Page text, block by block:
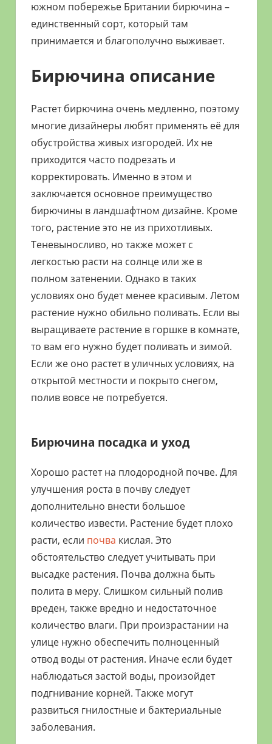
южном побережье Британии бирючина –
единственный сорт, который там
принимается и благополучно выживает.
Бирючина описание
Растет бирючина очень медленно, поэтому
многие дизайнеры любят применять её для
обустройства живых изгородей. Их не
приходится часто подрезать и
корректировать. Именно в этом и
заключается основное преимущество
бирючины в ландшафтном дизайне. Кроме
того, растение это не из прихотливых.
Теневыносливо, но также может с
легкостью расти на солнце или же в
полном затенении. Однако в таких
условиях оно будет менее красивым. Летом
растение нужно обильно поливать. Если вы
выращиваете растение в горшке в комнате,
то вам его нужно будет поливать и зимой.
Если же оно растет в уличных условиях, на
открытой местности и покрыто снегом,
полив вовсе не потребуется.
Бирючина посадка и уход
Хорошо растет на плодородной почве. Для
улучшения роста в почву следует
дополнительно внести большое
количество извести. Растение будет плохо
расти, если почва кислая. Это
обстоятельство следует учитывать при
высадке растения. Почва должна быть
полита в меру. Слишком сильный полив
вреден, также вредно и недостаточное
количество влаги. При произрастании на
улице нужно обеспечить полноценный
отвод воды от растения. Иначе если будет
наблюдаться застой воды, произойдет
подгнивание корней. Также могут
развиться гнилостные и бактериальные
заболевания.